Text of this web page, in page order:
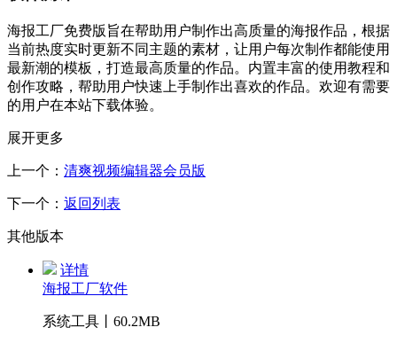
海报工厂免费版旨在帮助用户制作出高质量的海报作品，根据
当前热度实时更新不同主题的素材，让用户每次制作都能使用
最新潮的模板，打造最高质量的作品。内置丰富的使用教程和
创作攻略，帮助用户快速上手制作出喜欢的作品。欢迎有需要
的用户在本站下载体验。
展开更多
上一个： 清爽视频编辑器会员版
下一个： 返回列表
其他版本
详情
海报工厂软件
系统工具丨60.2MB